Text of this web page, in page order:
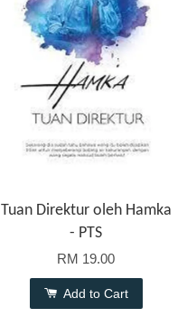
Tuan Direktur oleh Hamka
- PTS
RM 19.00
Add to Cart